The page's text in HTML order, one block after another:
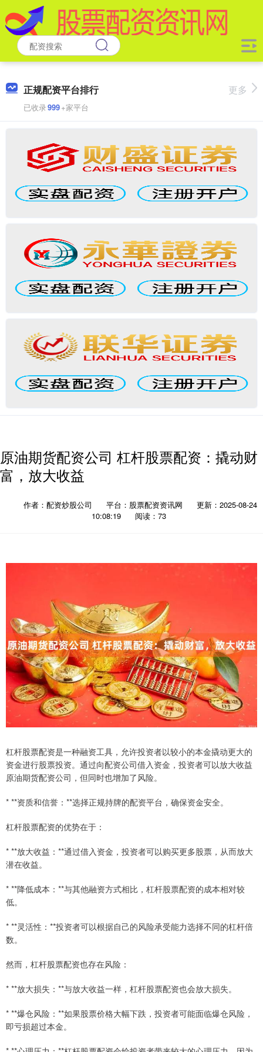
正规配资平台排行
已收录999+家平台
更多
原油期货配资公司 杠杆股票配资：撬动财
富，放大收益
作者：配资炒股公司 平台：股票配资资讯网
更新：2025-08-24
10:08:19
阅读：73
杠杆股票配资是一种融资工具，允许投资者以较小的本金撬动更大的
资金进行股票投资。通过向配资公司借入资金，投资者可以放大收益
原油期货配资公司，但同时也增加了风险。
* **资质和信誉：**选择正规持牌的配资平台，确保资金安全。
杠杆股票配资的优势在于：
* **放大收益：**通过借入资金，投资者可以购买更多股票，从而放大
潜在收益。
* **降低成本：**与其他融资方式相比，杠杆股票配资的成本相对较
低。
* **灵活性：**投资者可以根据自己的风险承受能力选择不同的杠杆倍
数。
然而，杠杆股票配资也存在风险：
* **放大损失：**与放大收益一样，杠杆股票配资也会放大损失。
* **爆仓风险：**如果股票价格大幅下跌，投资者可能面临爆仓风险，
即亏损超过本金。